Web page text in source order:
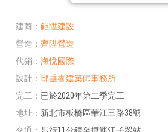
建商
鉅陞建設
營造
齊陞營造
代銷
海悅國際
設計
邱垂睿建築師事務所
完工
已於2020年第二季完工
地址
新北市板橋區華江三路38號